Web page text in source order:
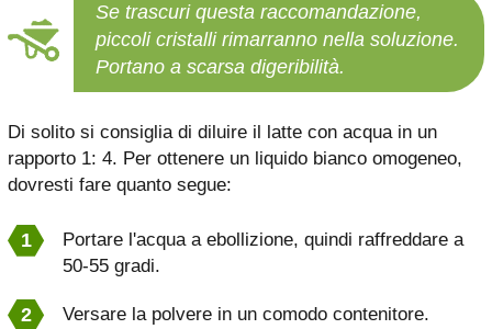
Se trascuri questa raccomandazione,
piccoli cristalli rimarranno nella soluzione.
Portano a scarsa digeribilità.
Di solito si consiglia di diluire il latte con acqua in un
rapporto 1: 4. Per ottenere un liquido bianco omogeneo,
dovresti fare quanto segue:
Portare l'acqua a ebollizione, quindi raffreddare a
50-55 gradi.
Versare la polvere in un comodo contenitore.